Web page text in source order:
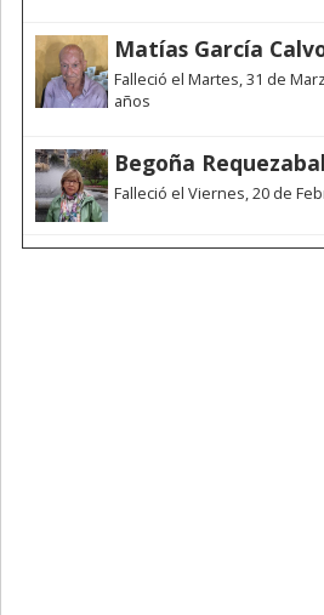
Matías García
Falleció el Martes, 31 de
años
Begoña
Falleció el Viernes, 20 de